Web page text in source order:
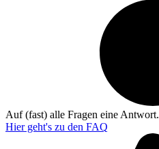
Auf (fast) alle Fragen eine Antwort.
Hier geht's zu den FAQ